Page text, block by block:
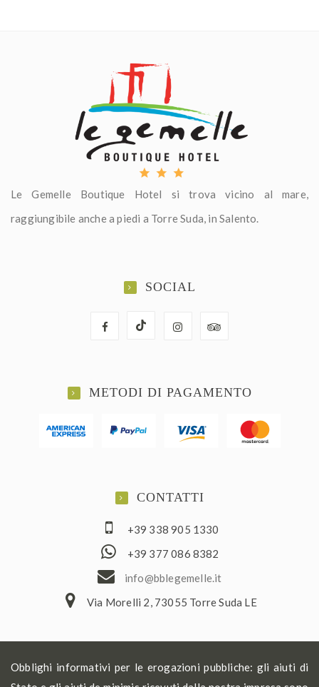
Le Gemelle Boutique Hotel si trova vicino al mare,
raggiungibile anche a piedi a Torre Suda, in Salento.
SOCIAL
METODI DI PAGAMENTO
CONTATTI
+39 338 905 1330
+39 377 086 8382
ti.el
lemeg
elbb@
ofni
Via Morelli 2, 73055 Torre Suda LE
Obblighi informativi per le erogazioni pubbliche: gli aiuti di